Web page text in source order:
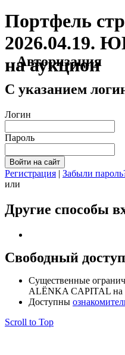
Портфель
2026.04.19.
на аукцион
Авторизация
С указанием
Логин
Пароль
Регистрация | Забыли
или
Другие способы
Свободный доступ
Cущественные
ALЁNKA CAPITAL на
Доступны
Scroll to Top